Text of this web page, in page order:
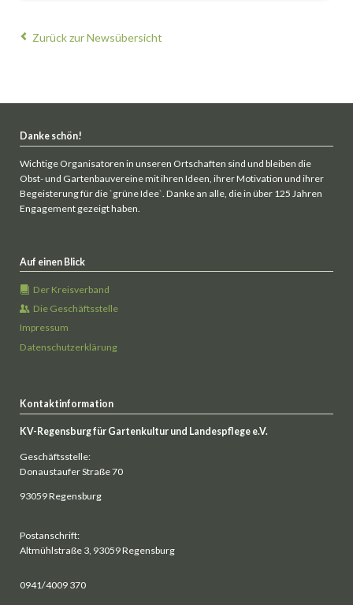
Zurück zur Newsübersicht
Danke schön!
Wichtige Organisatoren in unseren Ortschaften sind und bleiben die
Obst- und Gartenbauvereine mit ihren Ideen, ihrer Motivation und ihrer
Begeisterung für die `grüne Idee`. Danke an alle, die in über 125 Jahren
Engagement gezeigt haben.
Auf einen Blick
Der Kreisverband
Die Geschäftsstelle
Impressum
Datenschutzerklärung
Kontaktinformation
KV-Regensburg für Gartenkultur und Landespflege e.V.
Geschäftsstelle:
Donaustaufer Straße 70
93059 Regensburg
Postanschrift:
Altmühlstraße 3, 93059 Regensburg
0941/4009 370